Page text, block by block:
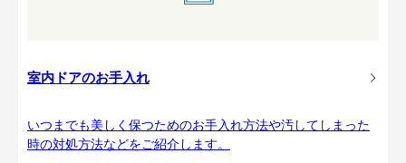
室内ドアのお手入れ
いつまでも美しく保つためのお手入れ方法や汚してしまった
時の対処方法などをご紹介します。